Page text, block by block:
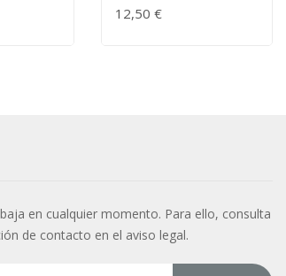
12,50 €
en cualquier momento. Para ello, consulta
de contacto en el aviso legal.